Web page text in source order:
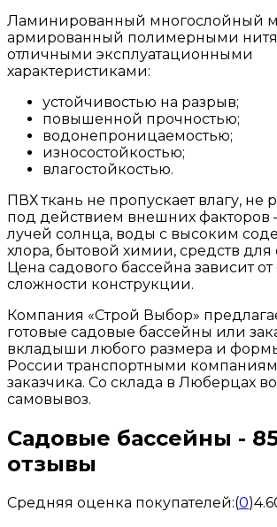
Ламинированный многослойный
армированный полимерными
отличными эксплуатационными
характеристиками:
устойчивостью на разрыв;
повышенной прочностью;
водонепроницаемостью;
износостойкостью;
влагостойкостью.
ПВХ ткань не пропускает влагу, не
под действием внешних
лучей солнца, воды с высоким
хлора, бытовой химии, средств
Цена садового бассейна зависит
сложности конструкции.
Компания «Строй Выбор»
готовые садовые бассейны или
вкладыши любого размера и
России транспортными
заказчика. Со склада в Люберцах
самовывоз.
Садовые бассейны -
отзывы
Средняя оценка покупателей:(0)